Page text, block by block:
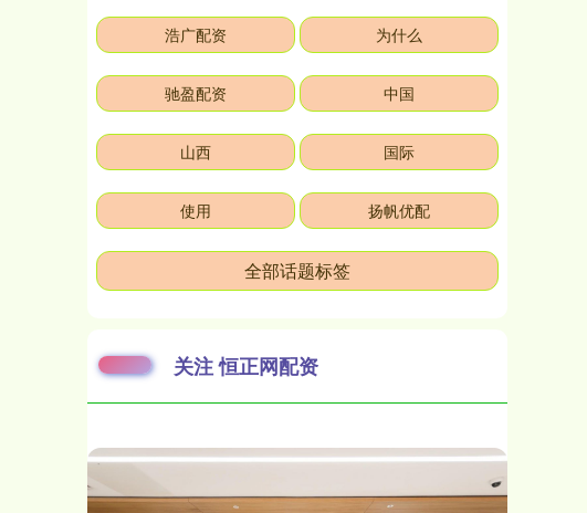
浩广配资 为什么
驰盈配资 中国
山西 国际
使用 扬帆优配
全部话题标签
关注 恒正网配资